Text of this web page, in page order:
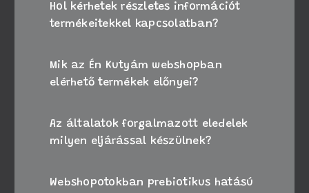
Hol kérhetek részletes információt
termékeitekkel kapcsolatban?
Mik az Én Kutyám webshopban
elérhető termékek előnyei?
Az általatok forgalmazott eledelek
milyen eljárással készülnek?
Webshopotokban prebiotikus hatású